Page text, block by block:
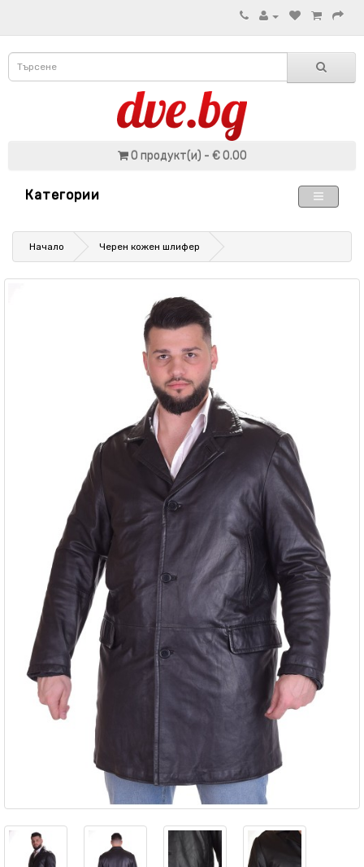
0 продукт(и) - € 0.00
Категории
Начало Черен кожен шлифер